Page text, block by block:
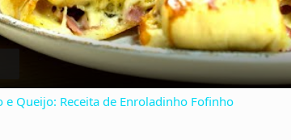
a
y
e Queijo: Receita de Enroladinho Fofinho